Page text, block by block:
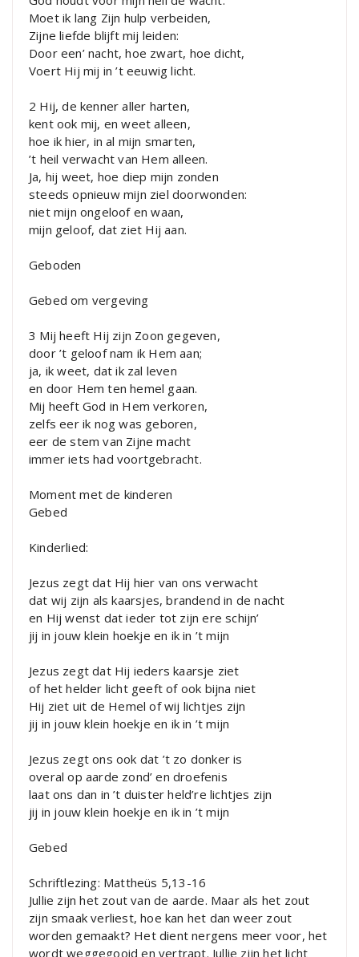
Moet ik lang Zijn hulp verbeiden,
Zijne liefde blijft mij leiden:
Door een’ nacht, hoe zwart, hoe dicht,
Voert Hij mij in ’t eeuwig licht.
2 Hij, de kenner aller harten,
kent ook mij, en weet alleen,
hoe ik hier, in al mijn smarten,
’t heil verwacht van Hem alleen.
Ja, hij weet, hoe diep mijn zonden
steeds opnieuw mijn ziel doorwonden:
niet mijn ongeloof en waan,
mijn geloof, dat ziet Hij aan.
Geboden
Gebed om vergeving
3 Mij heeft Hij zijn Zoon gegeven,
door ’t geloof nam ik Hem aan;
ja, ik weet, dat ik zal leven
en door Hem ten hemel gaan.
Mij heeft God in Hem verkoren,
zelfs eer ik nog was geboren,
eer de stem van Zijne macht
immer iets had voortgebracht.
Moment met de kinderen
Gebed
Kinderlied:
Jezus zegt dat Hij hier van ons verwacht
dat wij zijn als kaarsjes, brandend in de nacht
en Hij wenst dat ieder tot zijn ere schijn’
jij in jouw klein hoekje en ik in ’t mijn
Jezus zegt dat Hij ieders kaarsje ziet
of het helder licht geeft of ook bijna niet
Hij ziet uit de Hemel of wij lichtjes zijn
jij in jouw klein hoekje en ik in ’t mijn
Jezus zegt ons ook dat ’t zo donker is
overal op aarde zond’ en droefenis
laat ons dan in ’t duister held’re lichtjes zijn
jij in jouw klein hoekje en ik in ’t mijn
Gebed
Schriftlezing: Mattheüs 5,13-16
Jullie zijn het zout van de aarde. Maar als het zout
zijn smaak verliest, hoe kan het dan weer zout
worden gemaakt? Het dient nergens meer voor, het
wordt weggegooid en vertrapt. Jullie zijn het licht